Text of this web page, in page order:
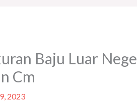
Baju Luar
Cm
2023